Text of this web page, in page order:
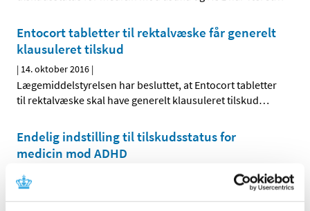
Entocort tabletter til rektalvæske får generelt
klausuleret tilskud
| 14. oktober 2016 |
Lægemiddelstyrelsen har besluttet, at Entocort tabletter
til rektalvæske skal have generelt klausuleret tilskud…
Endelig indstilling til tilskudsstatus for
medicin mod ADHD
14. oktober 2016
Medicintilskudsnævnet har revurderet tilskudsstatus for
medicin mod ADHD og er nu færdige med sin indstilling…